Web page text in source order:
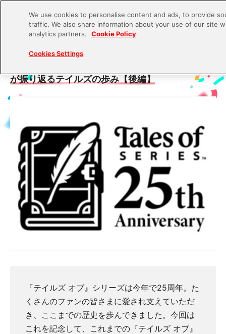
p
o
が振り返るテイルズの歩み【後編】
『テイルズ オブ』シリーズは今年で25周年。た
くさんのファンの皆さまに愛され支えていただ
き、ここまでの歴史を歩んできました。今回は
これを記念して、これまでの『テイルズ オブ』
We use cookies to personalise content and ads, to provide
traffic. We also share information about your use of our site
analytics partners.
Cookie Policy
Cookies Settings